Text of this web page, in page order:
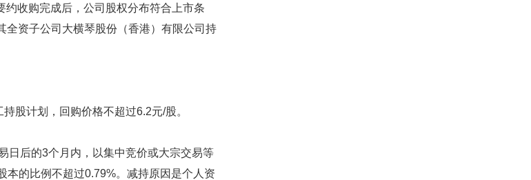
收购完成后，公司股权分布符合上市条
全资子公司大横琴股份（香港）有限公司持
股计划，回购价格不超过6.2元/股。
日后的3个月内，以集中竞价或大宗交易等
本的比例不超过0.79%。减持原因是个人资